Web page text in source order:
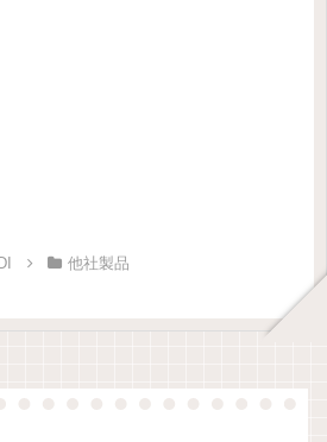
他社製品